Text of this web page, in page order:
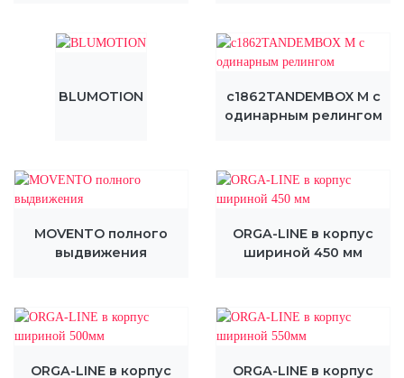
BLUMOTION
c1862TANDEMBOX М с
одинарным релингом
MOVENTO полного
выдвижения
ORGA-LINE в корпус
шириной 450 мм
ORGA-LINE в корпус
ORGA-LINE в корпус